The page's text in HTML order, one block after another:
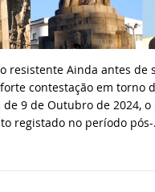
resistente Ainda antes de
contestação em torno
9 de Outubro de 2024, o
registado no período pós-